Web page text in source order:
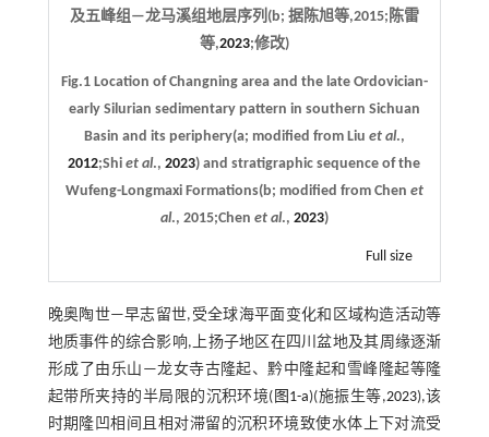
及五峰组—龙马溪组地层序列(b; 据陈旭等,2015;陈雷
等,2023;修改)
Fig.1 Location of Changning area and the late Ordovician-
early Silurian sedimentary pattern in southern Sichuan
Basin and its periphery(a; modified from Liu et al.,
2012;Shiet al.,2023) and stratigraphic sequence of the
Wufeng-Longmaxi Formations(b; modified from Chen et
al., 2015;Chen et al., 2023)
Full size
晚奥陶世—早志留世,受全球海平面变化和区域构造活动等
地质事件的综合影响,上扬子地区在四川盆地及其周缘逐渐
形成了由乐山—龙女寺古隆起、黔中隆起和雪峰隆起等隆
起带所夹持的半局限的沉积环境( 图1-a)(施振生等,2023),该
时期隆凹相间且相对滞留的沉积环境致使水体上下对流受